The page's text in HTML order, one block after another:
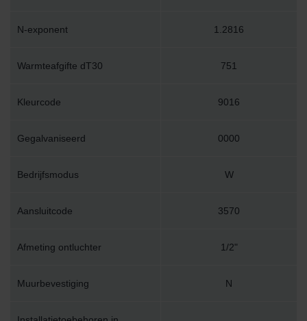
N-exponent 1.2816
Warmteafgifte dT30 751
Kleurcode 9016
Gegalvaniseerd 0000
Bedrijfsmodus W
Aansluitcode 3570
Afmeting ontluchter 1/2"
Muurbevestiging N